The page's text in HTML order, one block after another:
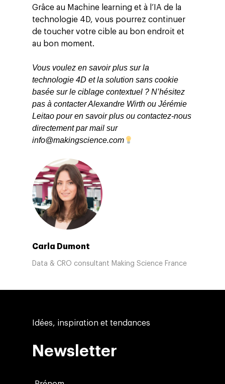
Carla Dumont
Data & CRO consultant Making Science France
Grâce au Machine learning et à l’IA de la
technologie 4D, vous pourrez continuer
de toucher votre cible au bon endroit et
au bon moment.
Vous voulez en savoir plus sur la
technologie 4D et la solution sans cookie
basée sur le ciblage contextuel ? N’hésitez
pas à contacter Alexandre Wirth ou Jérémie
Leitao pour en savoir plus ou contactez-nous
directement par mail sur
info@makingscience.com
Idées, inspiration et tendances
Newsletter